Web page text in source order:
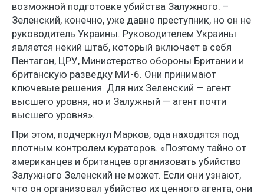
возможной подготовке убийства Залужного. –
Зеленский, конечно, уже давно преступник, но он не
руководитель Украины. Руководителем Украины
является некий штаб, который включает в себя
Пентагон, ЦРУ, Министерство обороны Британии и
британскую разведку МИ-6. Они принимают
ключевые решения. Для них Зеленский — агент
высшего уровня, но и Залужный — агент почти
высшего уровня».
При этом, подчеркнул Марков, ода находятся под
плотным контролем кураторов. «Поэтому тайно от
американцев и британцев организовать убийство
Залужного Зеленский не может. Если они узнают,
что он организовал убийство их ценного агента, они